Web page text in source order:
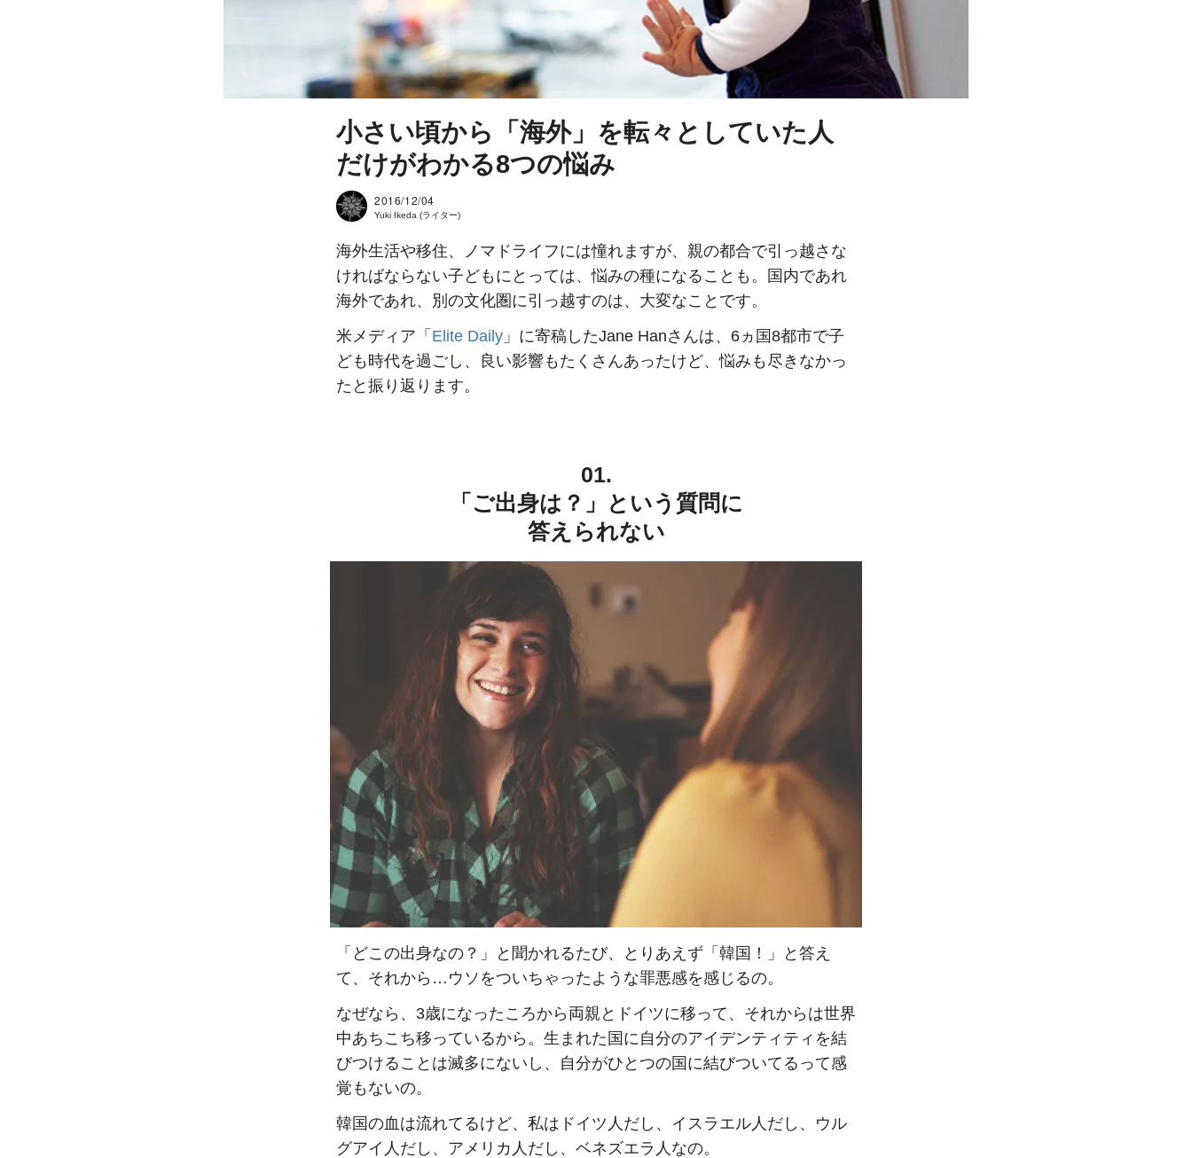
小さい頃から「海外」を転々としていた人
だけがわかる8つの悩み
2016/12/04
Yuki Ikeda (ライター)
海外生活や移住、ノマドライフには憧れますが、親の都合で引っ越さな
ければならない子どもにとっては、悩みの種になることも。国内であれ
海外であれ、別の文化圏に引っ越すのは、大変なことです。
米メディア「 Elite Daily 」に寄稿したJane Hanさんは、6ヵ国8都市で子
ども時代を過ごし、良い影響もたくさんあったけど、悩みも尽きなかっ
たと振り返ります。
01.
「ご出身は？」という質問に
答えられない
「どこの出身なの？」と聞かれるたび、とりあえず「韓国！」と答え
て、それから…ウソをついちゃったような罪悪感を感じるの。
なぜなら、3歳になったころから両親とドイツに移って、それからは世界
中あちこち移っているから。生まれた国に自分のアイデンティティを結
びつけることは滅多にないし、自分がひとつの国に結びついてるって感
覚もないの。
韓国の血は流れてるけど、私はドイツ人だし、イスラエル人だし、ウル
グアイ人だし、アメリカ人だし、ベネズエラ人なの。